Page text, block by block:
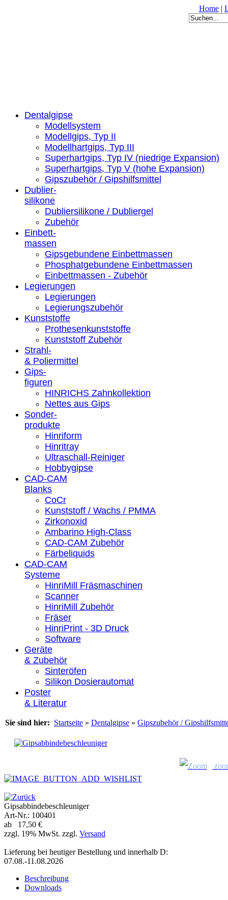
Home|
Dentalgipse
Modellsystem
Modellgips, Typ II
Modellhartgips, Typ III
Superhartgips, Typ IV (niedrige Expansion)
Superhartgips, Typ V (hohe Expansion)
Gipszubehör / Gipshilfsmittel
Dublier-
silikone
Dubliersilikone / Dubliergel
Zubehör
Einbett-
massen
Gipsgebundene Einbettmassen
Phosphatgebundene Einbettmassen
Einbettmassen - Zubehör
Legierungen
Legierungen
Legierungszubehör
Kunststoffe
Prothesenkunststoffe
Kunststoff Zubehör
Strahl-
& Poliermittel
Gips-
figuren
HINRICHS Zahnkollektion
Nettes aus Gips
Sonder-
produkte
Hinriform
Hinritray
Ultraschall-Reiniger
Hobbygipse
CAD-CAM
Blanks
CoCr
Kunststoff / Wachs / PMMA
Zirkonoxid
Ambarino High-Class
CAD-CAM Zubehör
Färbeliquids
CAD-CAM
Systeme
HinriMill Fräsmaschinen
Scanner
HinriMill Zubehör
Fräser
HinriPrint - 3D Druck
Software
Geräte
& Zubehör
Sinteröfen
Silikon Dosierautomat
Poster
& Literatur
Sie sind hier: Startseite » Dentalgipse » Gipszubehör /
Gipsabbindebeschleuniger
Art-Nr.: 100401
ab 17,50 €
zzgl. 19% MwSt. zzgl. Versand
Lieferung bei heutiger Bestellung und innerhalb D:
07.08.-11.08.2026
Beschreibung
Downloads